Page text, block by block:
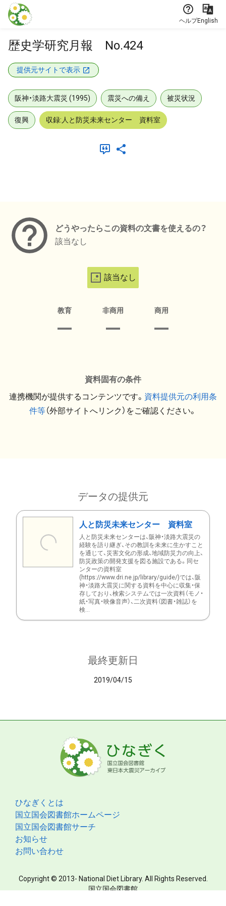
本文に飛ぶ
ヘルプEnglish
歴史学研究月報 No.424
提供元サイトで表示
阪神・淡路大震災 (1995) 震災への備え 被災状況
復興 収録:人と防災未来センター 資料室
どうやったらこの資料の文書を使えるの？
該当なし
該当なし
教育 非商用 商用
資料固有の条件
連携機関が提供するコンテンツです。 資料提供元の利用条
件等（外部サイトへリンク）をご確認ください。
データの提供元
人と防災未来センター 資料室
人と防災未来センターは、阪神・淡路大震災の
経験を語り継ぎ、その教訓を未来に生かすこと
を通じて、災害文化の形成、地域防災力の向上、
防災政策の開発支援を図る施設である。同セ
ンターの資料室
(https://www.dri.ne.jp/library/guide/)では、阪
神・淡路大震災に関する資料を中心に収集・保
存しており、検索システムでは一次資料（モノ・
紙・写真・映像音声）、二次資料（図書・雑誌）を
検...
最終更新日
2019/04/15
ひなぎくとは
国立国会図書館ホームページ
国立国会図書館サーチ
お知らせ
お問い合わせ
Copyright © 2013- National Diet Library. All Rights Reserved.